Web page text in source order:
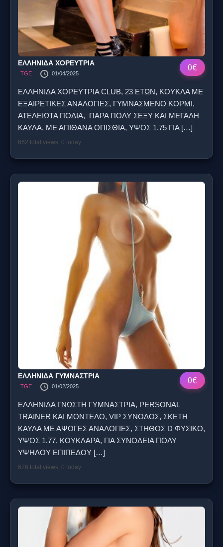
0€
ΕΛΛΗΝΙΔΑ ΧΟΡΕΥΤΡΙΑ
TGE 01/04/2025
ΕΛΛΗΝΙΔΑ ΧΟΡΕΥΤΡΙΑ CLUB, 23 ΕΤΩΝ, ΚΟΥΚΛΑ ΜΕ
ΕΞΑΙΡΕΤΙΚΕΣ ΑΝΑΛΟΓΙΕΣ, ΓΥΜΝΑΣΜΕΝΟ ΚΟΡΜΙ,
ΑΤΕΛΕΙΩΤΑ ΠΟΔΙΑ, ΠΑΡΑ ΠΟΛΥ ΣΕΞΥ KAI ΜΕΓΑΛΗ
ΚΑΥΛΑ, ΜΕ ΑΠΙΘΑΝΑ ΟΠΙΣΘΙΑ, ΥΨΟΣ 1.75 ΓΙΑ […]
662 total views, 0 today
0€
ΕΛΛΗΝΙΔΑ ΓΥΜΝΑΣΤΡΙΑ
TGE 01/02/2025
ΕΛΛΗΝΙΔΑ ΓΝΩΣΤΗ ΓΥΜΝΑΣΤΡΙΑ, PERSONAL
TRAINER ΚΑΙ ΜΟΝΤΕΛΟ, VIP ΣΥΝΟΔΟΣ, ΣΚΕΤΗ
ΚΑΥΛΑ ΜΕ ΑΨΟΓΕΣ ΑΝΑΛΟΓΙΕΣ, ΣΤΗΘΟΣ D ΦΥΣΙΚΟ,
ΥΨΟΣ 1.77, ΚΟΥΚΛΑΡΑ, ΓΙΑ ΣΥΝΟΔΕΙΑ ΠΟΛΥ
ΥΨΗΛΟΥ ΕΠΙΠΕΔΟΥ […]
676 total views, 0 today